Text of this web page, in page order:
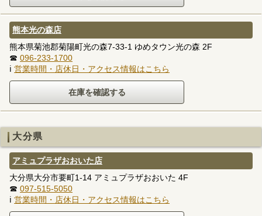
熊本光の森店
熊本県菊池郡菊陽町光の森7-33-1 ゆめタウン光の森 2F
☎ 096-233-1700
ℹ 営業時間・店休日・アクセス情報はこちら
大分県
アミュプラザおおいた店
大分県大分市要町1-14 アミュプラザおおいた 4F
☎ 097-515-5050
ℹ 営業時間・店休日・アクセス情報はこちら